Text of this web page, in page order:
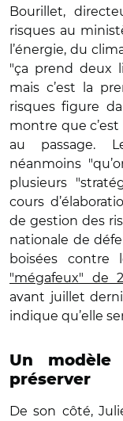
Bourillet,
risques au
l’énergie, du
"ça prend deux
mais c’est la
risques figure
montre que
au passage.
néanmoins
plusieurs
cours
de gestion des
nationale de
boisées contre
"mégafeux" de
avant juillet
indique qu’elle
Un
préserver
De son côté,